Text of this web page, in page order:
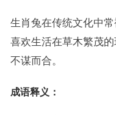
生肖兔在传统文化中
喜欢生活在草木繁茂
不谋而合。
成语释义：